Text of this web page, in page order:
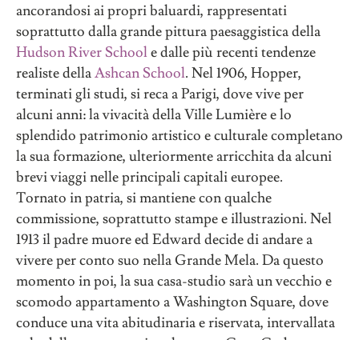
ancorandosi ai propri baluardi, rappresentati
soprattutto dalla grande pittura paesaggistica della
Hudson River Schoole dalle più recenti tendenze
realiste dellaAshcan School. Nel 1906, Hopper,
terminati gli studi, si reca a Parigi, dove vive per
alcuni anni: la vivacità della Ville Lumière e lo
splendido patrimonio artistico e culturale completano
la sua formazione, ulteriormente arricchita da alcuni
brevi viaggi nelle principali capitali europee.
Tornato in patria, si mantiene con qualche
commissione, soprattutto stampe e illustrazioni. Nel
1913 il padre muore ed Edward decide di andare a
vivere per conto suo nella Grande Mela. Da questo
momento in poi, la sua casa-studio sarà un vecchio e
scomodo appartamento a Washington Square, dove
conduce una vita abitudinaria e riservata, intervallata